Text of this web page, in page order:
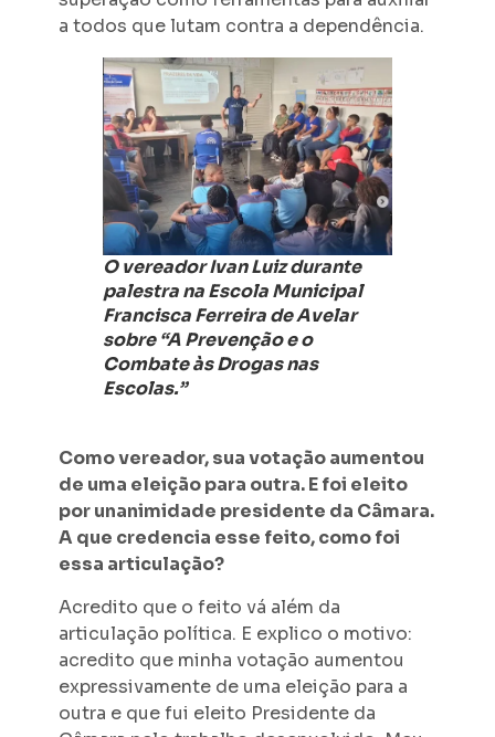
a todos que lutam contra a dependência.
O vereador Ivan Luiz durante
palestra na Escola Municipal
Francisca Ferreira de Avelar
sobre “A Prevenção e o
Combate às Drogas nas
Escolas.”
Como vereador, sua votação aumentou
de uma eleição para outra. E foi eleito
por unanimidade presidente da Câmara.
A que credencia esse feito, como foi
essa articulação?
Acredito que o feito vá além da
articulação política. E explico o motivo:
acredito que minha votação aumentou
expressivamente de uma eleição para a
outra e que fui eleito Presidente da